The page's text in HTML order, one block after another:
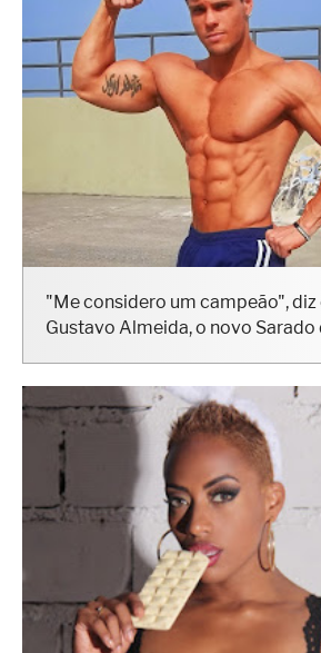
"Me considero um campeão",
Gustavo Almeida, o novo Sarado